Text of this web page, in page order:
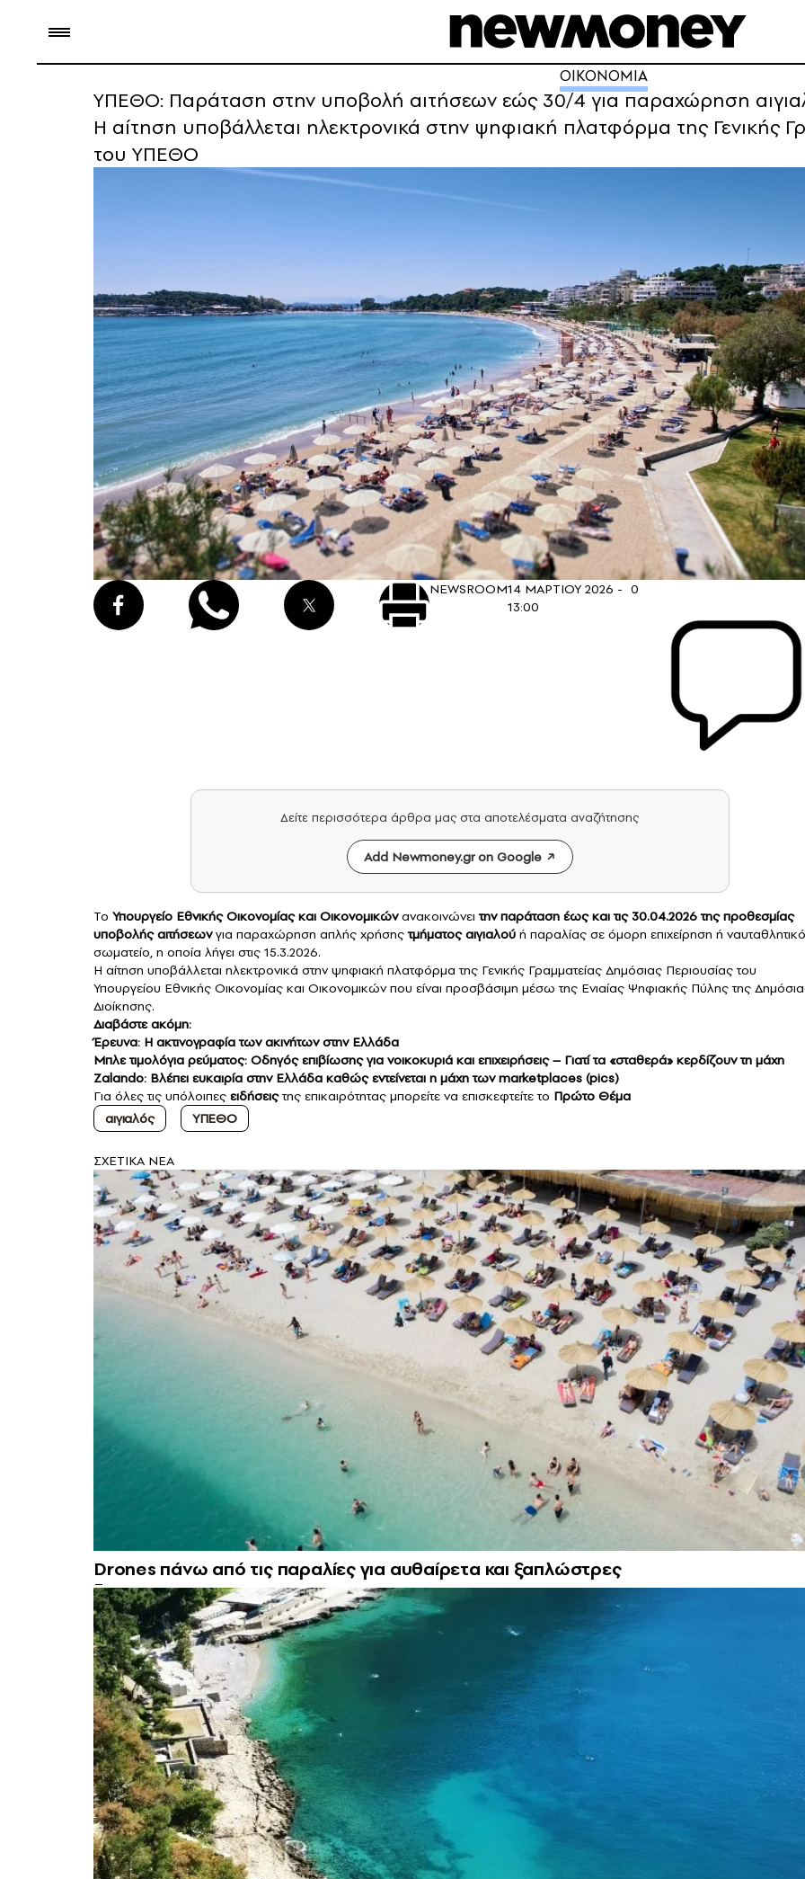
ΟΙΚΟΝΟΜΙΑ
ΥΠΕΘΟ: Παράταση στην υποβολή αιτήσεων εώς 30/4 για παραχώρηση
Η αίτηση υποβάλλεται ηλεκτρονικά στην ψηφιακή πλατφόρμα της Γενικής
του ΥΠΕΘΟ
NEWSROOM14 ΜΑΡΤΙΟΥ 2026 -
13:00
0
Δείτε περισσότερα άρθρα μας στα αποτελέσματα αναζήτησης
Add Newmoney.gr on Google
Το Υπουργείο Εθνικής Οικονομίας και Οικονομικώνανακοινώνει την παράταση έως και τις 30.04.2026 της προθεσμίας
υποβολής αιτήσεωνγια παραχώρηση απλής χρήσηςτμήματος αιγιαλού ή παραλίας σε όμορη επιχείρηση ή ναυταθλητικό
σωματείο, η οποία λήγει στις 15.3.2026.
Η αίτηση υποβάλλεται ηλεκτρονικά στην ψηφιακή πλατφόρμα της Γενικής Γραμματείας Δημόσιας Περιουσίας του
Υπουργείου Εθνικής Οικονομίας και Οικονομικών που είναι προσβάσιμη μέσω της Ενιαίας Ψηφιακής Πύλης της
Διοίκησης.
Διαβάστε ακόμη:
Έρευνα: Η ακτινογραφία των ακινήτων στην Ελλάδα
Μπλε τιμολόγια ρεύματος: Οδηγός επιβίωσης για νοικοκυριά και επιχειρήσεις – Γιατί τα «σταθερά» κερδίζουν τη μάχη
Zalando: Βλέπει ευκαιρία στην Ελλάδα καθώς εντείνεται η μάχη των marketplaces (pics)
Για όλες τις υπόλοιπες ειδήσειςτης επικαιρότητας μπορείτε να επισκεφτείτε το Πρώτο Θέμα
αιγιαλός
ΥΠΕΘΟ
ΣXETIKA NEA
Drones πάνω από τις παραλίες για αυθαίρετα και ξαπλώστρες